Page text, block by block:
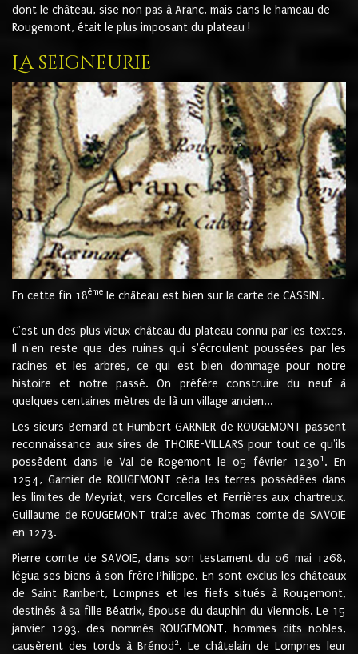
dont le château, sise non pas à Aranc, mais dans le hameau de
Rougemont, était le plus imposant du plateau !
La seigneurie
En cette fin 18ème le château est bien sur la carte de CASSINI.
C'est un des plus vieux château du plateau connu par les textes.
Il n'en reste que des ruines qui s'écroulent poussées par les
racines et les arbres, ce qui est bien dommage pour notre
histoire et notre passé. On préfère construire du neuf à
quelques centaines mètres de là un village ancien...
Les sieurs Bernard et Humbert GARNIER de ROUGEMONT passent
reconnaissance aux sires de THOIRE-VILLARS pour tout ce qu'ils
possèdent dans le Val de Rogemont le 05 février 12301 . En
1254, Garnier de ROUGEMONT céda les terres possédées dans
les limites de Meyriat, vers Corcelles et Ferrières aux chartreux.
Guillaume de ROUGEMONT traite avec Thomas comte de SAVOIE
en 1273.
Pierre comte de SAVOIE, dans son testament du 06 mai 1268,
légua ses biens à son frère Philippe. En sont exclus les châteaux
de Saint Rambert, Lompnes et les fiefs situés à Rougemont,
destinés à sa fille Béatrix, épouse du dauphin du Viennois. Le 15
janvier 1293, des nommés ROUGEMONT, hommes dits nobles,
causèrent des tords à Brénod 2. Le châtelain de Lompnes leur